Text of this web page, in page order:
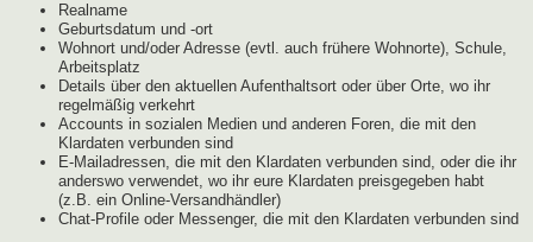
Realname
Geburtsdatum und -ort
Wohnort und/oder Adresse (evtl. auch frühere Wohnorte), Schule,
Arbeitsplatz
Details über den aktuellen Aufenthaltsort oder über Orte, wo ihr
regelmäßig verkehrt
Accounts in sozialen Medien und anderen Foren, die mit den
Klardaten verbunden sind
E-Mailadressen, die mit den Klardaten verbunden sind, oder die ihr
anderswo verwendet, wo ihr eure Klardaten preisgegeben habt
(z.B. ein Online-Versandhändler)
Chat-Profile oder Messenger, die mit den Klardaten verbunden sind